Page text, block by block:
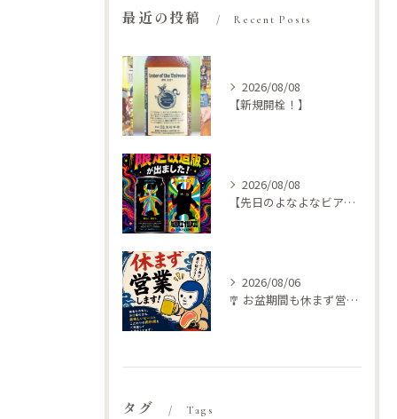
最近の投稿 Recent Posts
2026/08/08
【新規開栓！】
2026/08/08
【先日のよなよなビアライズで特別な🍺仕入れてきました
2026/08/06
🎐 お盆期間も休まず営業します！ 🍺🥩
タグ Tags